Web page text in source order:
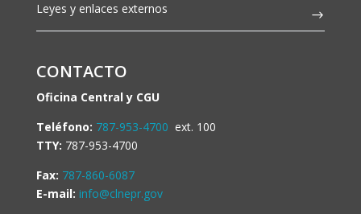
Leyes y enlaces externos
CONTACTO
Oficina Central y CGU
Teléfono: 787-953-4700 ext. 100
TTY: 787-953-4700
Fax: 787-860-6087
E-mail: info@clnepr.gov